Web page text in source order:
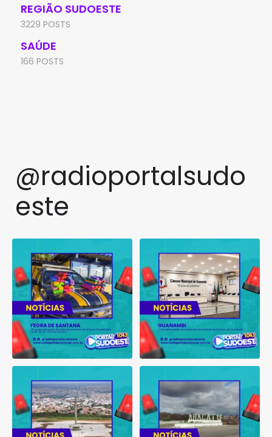
REGIÃO SUDOESTE
3229 POSTS
SAÚDE
166 POSTS
@radioportalsudo
este
de maconha em ônibus
1 0
suspensão de licitação da
1 0
Conquista é obrigado a
1 0
reclamam de quedas
constantes...
1